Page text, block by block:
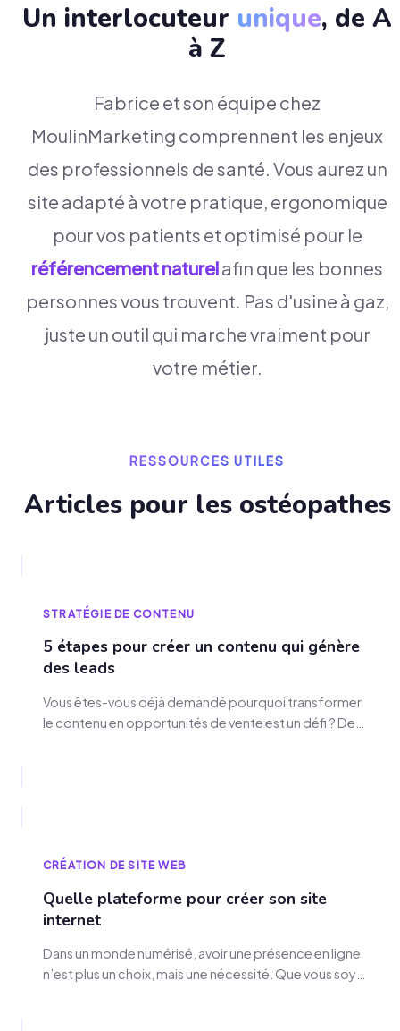
Un interlocuteur unique, de A
à Z
Fabrice et son équipe chez
MoulinMarketing comprennent les enjeux
des professionnels de santé. Vous aurez un
site adapté à votre pratique, ergonomique
pour vos patients et optimisé pour le
référencement naturelafin que les bonnes
personnes vous trouvent. Pas d'usine à gaz,
juste un outil qui marche vraiment pour
votre métier.
RESSOURCES UTILES
Articles pour les ostéopathes
STRATÉGIE DE CONTENU
5 étapes pour créer un contenu qui génère
des leads
Vous êtes-vous déjà demandé pourquoi transformer
le contenu en opportunités de vente est un défi ? De
CRÉATION DE SITE WEB
Quelle plateforme pour créer son site
internet
Dans un monde numérisé, avoir une présence en ligne
n’est plus un choix, mais une nécessité. Que vous soyez